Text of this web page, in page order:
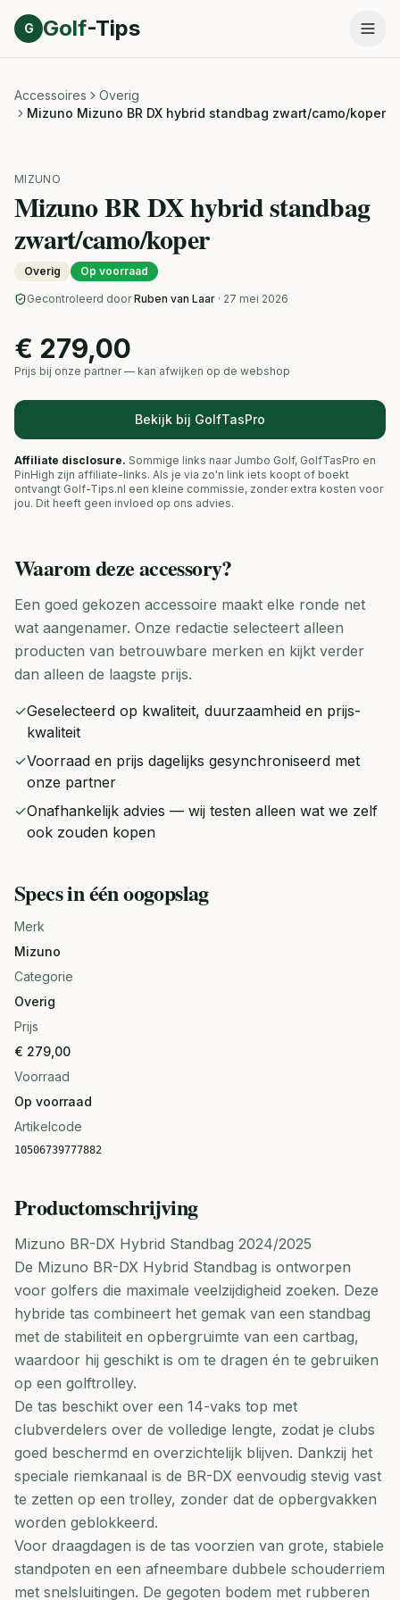
Direct naar inhoud
G Golf-Tips
Accessoires
Overig
Mizuno Mizuno BR DX hybrid standbag zwart/camo/koper
MIZUNO
Mizuno BR DX hybrid standbag
zwart/camo/koper
Overig Op voorraad
Gecontroleerd door Ruben van Laar · 27 mei 2026
€ 279,00
Prijs bij onze partner — kan afwijken op de webshop
Bekijk bij GolfTasPro
Affiliate disclosure. Sommige links naar Jumbo Golf, GolfTasPro en
PinHigh zijn affiliate-links. Als je via zo'n link iets koopt of boekt
ontvangt Golf-Tips.nl een kleine commissie, zonder extra kosten voor
jou. Dit heeft geen invloed op ons advies.
Waarom dezeaccessory?
Een goed gekozen accessoire maakt elke ronde net
wat aangenamer. Onze redactie selecteert alleen
producten van betrouwbare merken en kijkt verder
dan alleen de laagste prijs.
✓Geselecteerd op kwaliteit, duurzaamheid en prijs-
kwaliteit
✓Voorraad en prijs dagelijks gesynchroniseerd met
onze partner
✓Onafhankelijk advies — wij testen alleen wat we zelf
ook zouden kopen
Specs in één oogopslag
Merk
Mizuno
Categorie
Overig
Prijs
€ 279,00
Voorraad
Op voorraad
Artikelcode
10506739777882
Productomschrijving
Mizuno BR-DX Hybrid Standbag 2024/2025
De Mizuno BR-DX Hybrid Standbag is ontworpen
voor golfers die maximale veelzijdigheid zoeken. Deze
hybride tas combineert het gemak van een standbag
met de stabiliteit en opbergruimte van een cartbag,
waardoor hij geschikt is om te dragen én te gebruiken
op een golftrolley.
De tas beschikt over een 14-vaks top met
clubverdelers over de volledige lengte, zodat je clubs
goed beschermd en overzichtelijk blijven. Dankzij het
speciale riemkanaal is de BR-DX eenvoudig stevig vast
te zetten op een trolley, zonder dat de opbergvakken
worden geblokkeerd.
Voor draagdagen is de tas voorzien van grote, stabiele
standpoten en een afneembare dubbele schouderriem
met snelsluitingen. De gegoten bodem met rubberen